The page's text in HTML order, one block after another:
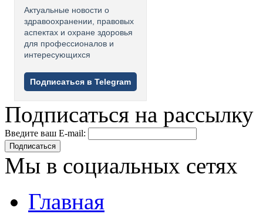
Актуальные новости о
здравоохранении, правовых
аспектах и охране здоровья
для профессионалов и
интересующихся
Подписаться в Telegram
Подписаться на рассылку
Введите ваш E-mail:
Подписаться
Мы в социальных сетях
Главная